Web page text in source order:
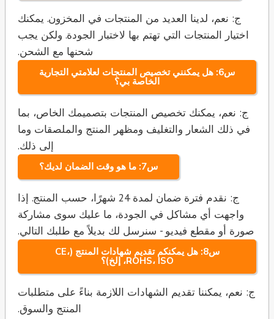
ج: نعم، لدينا العديد من المنتجات في المخزون. يمكنك
اختيار المنتجات التي تهتم بها لاختبار الجودة. ولكن يجب
شحنها مع الشحن.
س6: هل يمكنني تخصيص المنتجات لعلامتي التجارية
الخاصة بي؟
ج: نعم، يمكنك تخصيص المنتجات بتصميمك الخاص، بما
في ذلك الشعار والتغليف ومظهر المنتج والملصقات وما
إلى ذلك.
س7: ما هو وقت الضمان لديك؟
ج: نقدم فترة ضمان لمدة 24 شهرًا، حسب المنتج. إذا
واجهت أي مشاكل في الجودة، ما عليك سوى مشاركة
صورة أو مقطع فيديو - سنرسل لك بديلاً مع طلبك التالي.
س8: هل يمكنكم تقديم شهادات المنتج (CE،
ROHS، ISO، إلخ)؟
ج: نعم، يمكننا تقديم الشهادات اللازمة بناءً على متطلبات
المنتج والسوق.